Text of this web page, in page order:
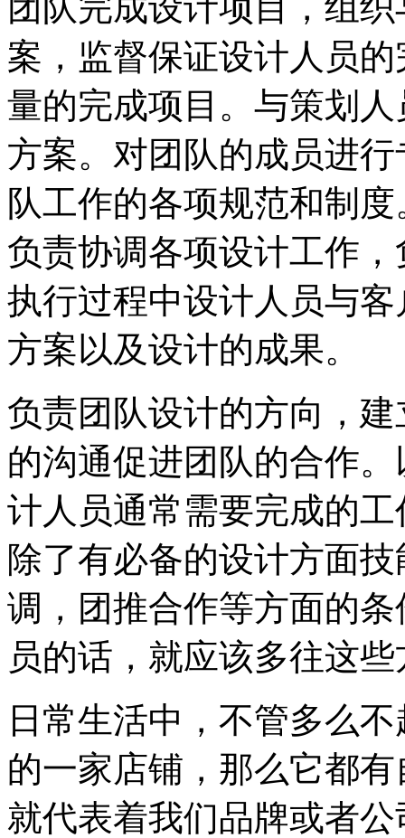
案，监督保证设计人员
量的完成项目。与策划
方案。对团队的成员进
队工作的各项规范和制
负责协调各项设计工作
执行过程中设计人员与
方案以及设计的成果。
负责团队设计的方向，
的沟通促进团队的合作
计人员通常需要完成的
除了有必备的设计方面
调，团推合作等方面的
员的话，就应该多往这
日常生活中，不管多么
的一家店铺，那么它都
就代表着我们品牌或者